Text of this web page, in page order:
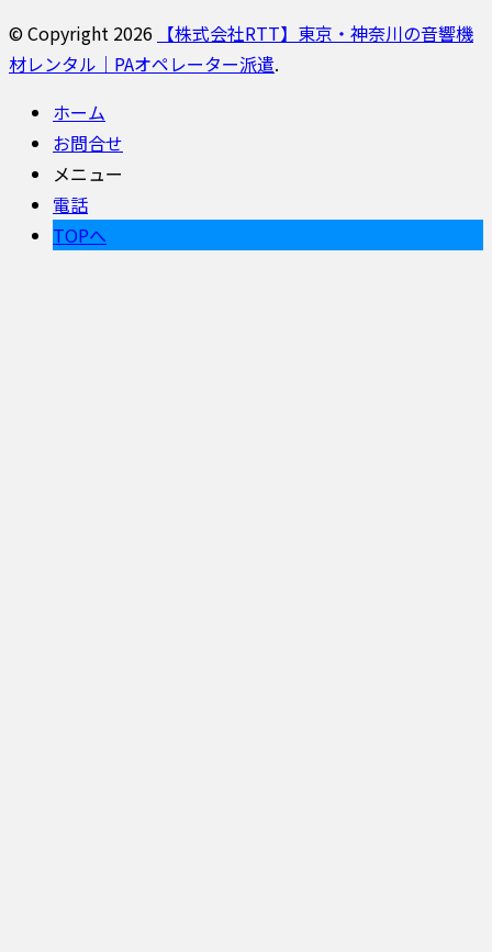
© Copyright 2026 【株式会社RTT】東京・神奈川の音響機
材レンタル｜PAオペレーター派遣.
ホーム
お問合せ
メニュー
電話
TOPへ